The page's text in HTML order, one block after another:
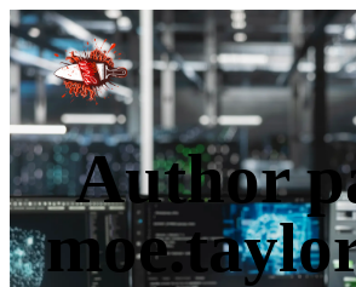
Author